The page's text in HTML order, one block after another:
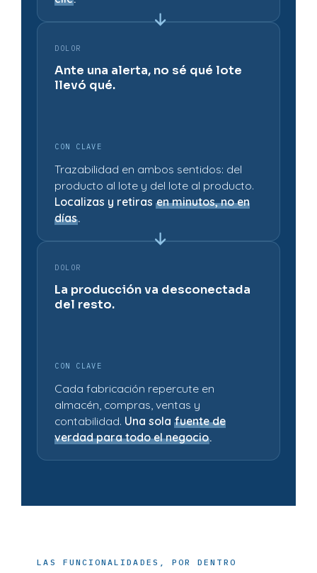
DOLOR
Ante una alerta, no sé qué lote
llevó qué.
CON CLAVE
Trazabilidad en ambos sentidos: del
producto al lote y del lote al producto.
Localizas y retirasen minutos, no en
días.
DOLOR
La producción va desconectada
del resto.
CON CLAVE
Cada fabricación repercute en
almacén, compras, ventas y
contabilidad. Una solafuente de
verdad para todo el negocio.
LAS FUNCIONALIDADES, POR DENTRO